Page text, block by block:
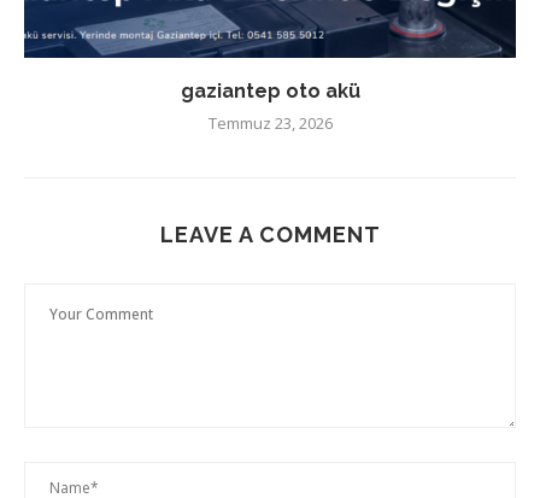
gaziantep oto akü
Temmuz 23, 2026
LEAVE A COMMENT